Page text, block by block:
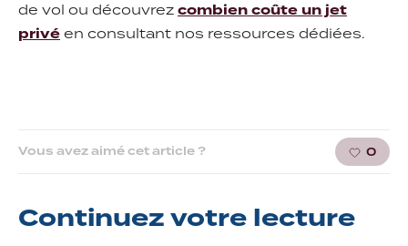
de vol ou découvrezcombien coûte un jet
privéen consultant nos ressources dédiées.
Vous avez aimé cet article ? 0
Continuezvotre lecture